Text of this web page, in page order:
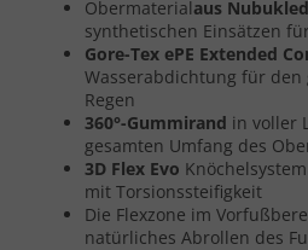
Obermaterialaus
synthetischen Einsätzen
Gore-Tex ePE Extended
Wasserabdichtung für den
Regen
360°-Gummirand in voller
gesamten Umfang des
3D Flex Evo
mit Torsionssteifigkeit
Die Flexzone im
natürliches Abrollen des